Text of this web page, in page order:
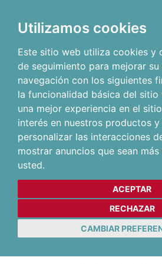
Utilizamos cookies
Este sitio web utiliza cookies y
de seguimiento para mejorar
navegación con los siguientes
la funcionalidad básica del sitio
una mejor experiencia en el
interés en nuestros productos
personalizar las interacciones
mostrar anuncios que sean
usted.
ACEPTAR
RECHAZAR
CAMBIAR